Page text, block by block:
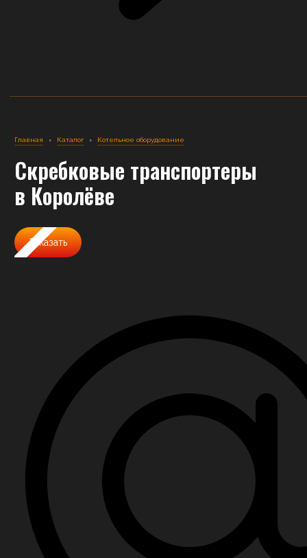
Главная › Каталог › Котельное оборудование
Скребковые транспортеры
в Королёве
Заказать